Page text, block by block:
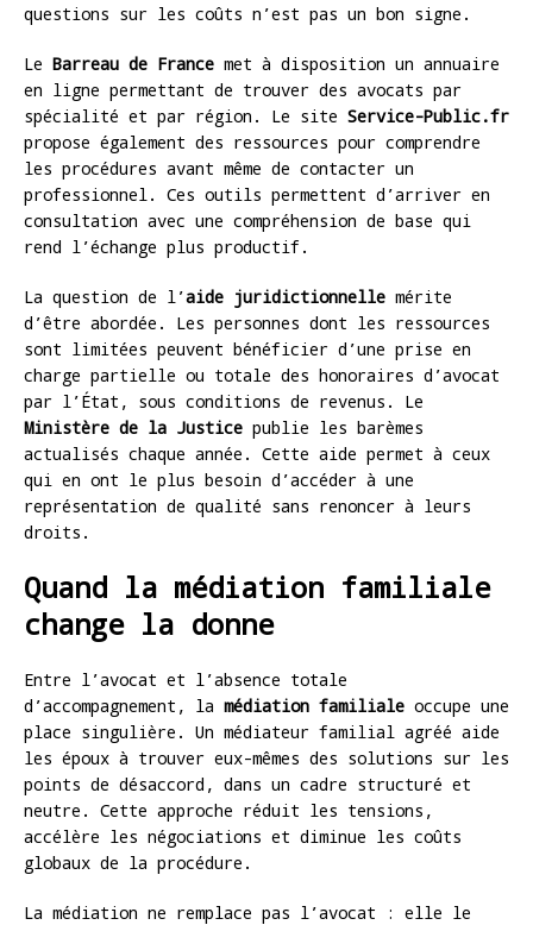
questions sur les coûts n’est pas un bon signe.
Le Barreau de France met à disposition un annuaire
en ligne permettant de trouver des avocats par
spécialité et par région. Le site Service-Public.fr
propose également des ressources pour comprendre
les procédures avant même de contacter un
professionnel. Ces outils permettent d’arriver en
consultation avec une compréhension de base qui
rend l’échange plus productif.
La question de l’aide juridictionnelle mérite
d’être abordée. Les personnes dont les ressources
sont limitées peuvent bénéficier d’une prise en
charge partielle ou totale des honoraires d’avocat
par l’État, sous conditions de revenus. Le
Ministère de la Justice publie les barèmes
actualisés chaque année. Cette aide permet à ceux
qui en ont le plus besoin d’accéder à une
représentation de qualité sans renoncer à leurs
droits.
Quand la médiation familiale
change la donne
Entre l’avocat et l’absence totale
d’accompagnement, la médiation familiale occupe une
place singulière. Un médiateur familial agréé aide
les époux à trouver eux-mêmes des solutions sur les
points de désaccord, dans un cadre structuré et
neutre. Cette approche réduit les tensions,
accélère les négociations et diminue les coûts
globaux de la procédure.
La médiation ne remplace pas l’avocat : elle le